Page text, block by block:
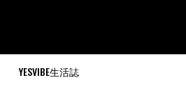
YESVIBE生活誌